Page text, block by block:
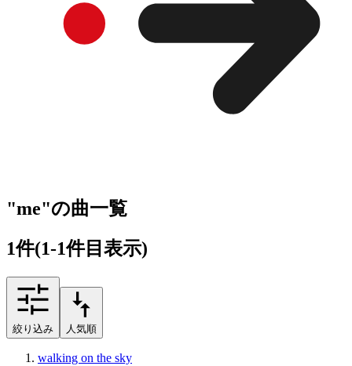
"me"の曲一覧
1件(1-1件目表示)
絞り込み 人気順
walking on the sky